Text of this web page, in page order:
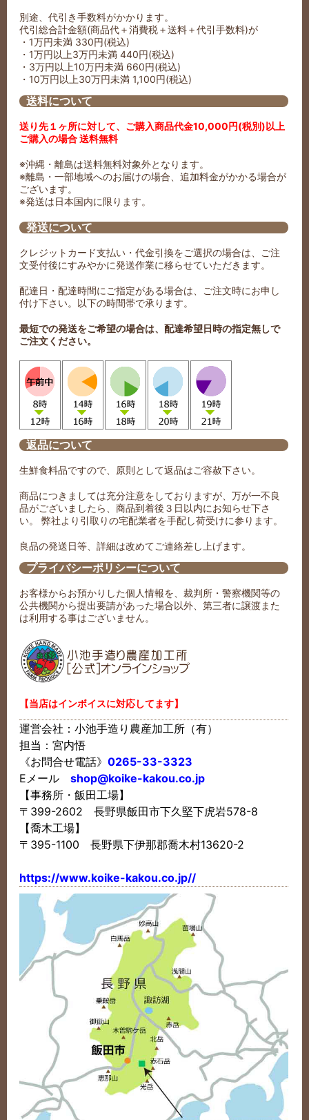
別途、代引き手数料がかかります。
代引総合計金額(商品代＋消費税＋送料＋代引手数料)が
・1万円未満 330円(税込)
・1万円以上3万円未満 440円(税込)
・3万円以上10万円未満 660円(税込)
・10万円以上30万円未満 1,100円(税込)
送料について
送り先１ヶ所に対して、ご購入商品代金10,000円(税別)以上
ご購入の場合 送料無料
※沖縄・離島は送料無料対象外となります。
※離島・一部地域へのお届けの場合、追加料金がかかる場合が
ございます。
※発送は日本国内に限ります。
発送について
クレジットカード支払い・代金引換をご選択の場合は、ご注
文受付後にすみやかに発送作業に移らせていただきます。
配達日・配達時間にご指定がある場合は、ご注文時にお申し
付け下さい。以下の時間帯で承ります。
最短での発送をご希望の場合は、配達希望日時の指定無しで
ご注文ください。
返品について
生鮮食料品ですので、原則として返品はご容赦下さい。
商品につきましては充分注意をしておりますが、万が一不良
品がございましたら、商品到着後３日以内にお知らせ下さ
い。 弊社より引取りの宅配業者を手配し荷受けに参ります。
良品の発送日等、詳細は改めてご連絡差し上げます。
プライバシーポリシーについて
お客様からお預かりした個人情報を、裁判所・警察機関等の
公共機関から提出要請があった場合以外、第三者に譲渡また
は利用する事はございません。
【当店はインボイスに対応してます】
運営会社：小池手造り農産加工所（有）
担当：宮内悟
《お問合せ電話》 0265-33-3323
Eメール shop@koike-kakou.co.jp
【事務所・飯田工場】
〒399-2602 長野県飯田市下久堅下虎岩578-8
【喬木工場】
〒395-1100 長野県下伊那郡喬木村13620-2
https://www.koike-kakou.co.jp//